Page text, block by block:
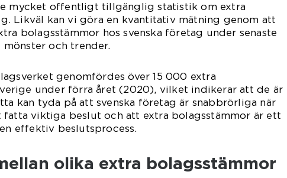
mycket offentligt tillgänglig statistik om extra
Likväl kan vi göra en kvantitativ mätning genom att
bolagsstämmor hos svenska företag under senaste
och trender.
genomfördes över 15 000 extra
under förra året (2020), vilket indikerar att de är
kan tyda på att svenska företag är snabbrörliga när
viktiga beslut och att extra bolagsstämmor är ett
effektiv beslutsprocess.
olika extra bolagsstämmor